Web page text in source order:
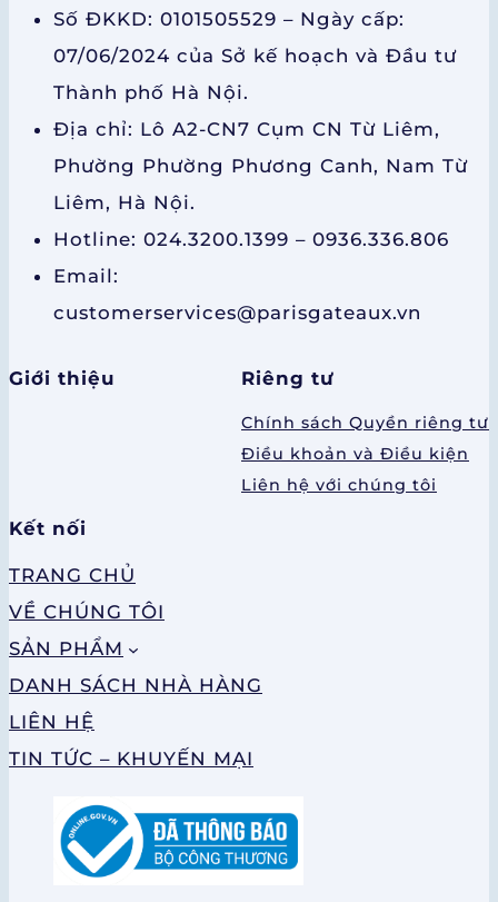
Số ĐKKD: 0101505529 – Ngày cấp:
07/06/2024 của Sở kế hoạch và Đầu tư
Thành phố Hà Nội.
Địa chỉ: Lô A2-CN7 Cụm CN Từ Liêm,
Phường Phường Phương Canh, Nam Từ
Liêm, Hà Nội.
Hotline: 024.3200.1399 – 0936.336.806
Email:
customerservices@parisgateaux.vn
Giới thiệu Riêng tư
Chính sách Quyền riêng tư
Điều khoản và Điều kiện
Liên hệ với chúng tôi
Kết nối
TRANG CHỦ
VỀ CHÚNG TÔI
SẢN PHẨM
DANH SÁCH NHÀ HÀNG
LIÊN HỆ
TIN TỨC – KHUYẾN MẠI